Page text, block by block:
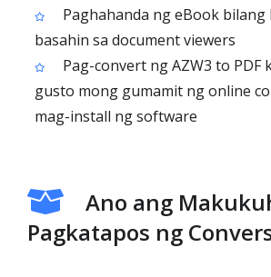
Paghahanda ng eBook bilang
basahin sa document viewers
Pag-convert ng AZW3 to PDF
gusto mong gumamit ng online
mag-install ng software
Ano ang
Pagkatapos ng